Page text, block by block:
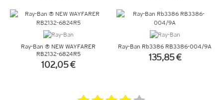
Ray-Ban ® NEW WAYFARER
RB2132-6824R5
102,05 €
Ray-Ban Rb3386 RB3386-004/9A
135,85 €